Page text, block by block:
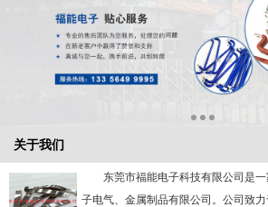
关于我们
东莞市福能电子科技有限公司是一
子电气、金属制品有限公司。公司致